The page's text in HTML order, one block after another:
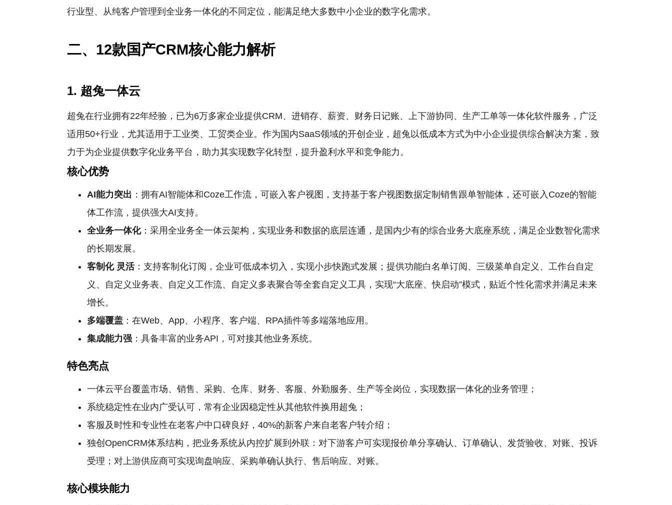
行业型、从纯客户管理到全业务一体化的不同定位，能满足绝大多数中小企业的数字化需求。
二、12款国产CRM核心能力解析
1. 超兔一体云
超兔在行业拥有22年经验，已为6万多家企业提供CRM、进销存、薪资、财务日记账、上下游协同、生产工单等一体化软件服务，广泛
适用50+行业，尤其适用于工业类、工贸类企业。作为国内SaaS领域的开创企业，超兔以低成本方式为中小企业提供综合解决方案，致
力于为企业提供数字化业务平台，助力其实现数字化转型，提升盈利水平和竞争能力。
核心优势
AI能力突出 ：拥有AI智能体和Coze工作流，可嵌入客户视图，支持基于客户视图数据定制销售跟单智能体，还可嵌入Coze的智能
体工作流，提供强大AI支持。
全业务一体化：采用全业务全一体云架构，实现业务和数据的底层连通，是国内少有的综合业务大底座系统，满足企业数智化需求
的长期发展。
客制化 灵活：支持客制化订阅，企业可低成本切入，实现小步快跑式发展；提供功能白名单订阅、三级菜单自定义、工作台自定
义、自定义业务表、自定义工作流、自定义多表聚合等全套自定义工具，实现“大底座、快启动”模式，贴近个性化需求并满足未来
增长。
多端覆盖 ：在Web、App、小程序、客户端、RPA插件等多端落地应用。
集成能力强 ：具备丰富的业务API，可对接其他业务系统。
特色亮点
一体云平台覆盖市场、销售、采购、仓库、财务、客服、外勤服务、生产等全岗位，实现数据一体化的业务管理；
系统稳定性在业内广受认可，常有企业因稳定性从其他软件换用超兔；
客服及时性和专业性在老客户中口碑良好，40%的新客户来自老客户转介绍；
独创OpenCRM体系结构，把业务系统从内控扩展到外联：对下游客户可实现报价单分享确认、订单确认、发货验收、对账、投诉
受理；对上游供应商可实现询盘响应、采购单确认执行、售后响应、对账。
核心模块能力